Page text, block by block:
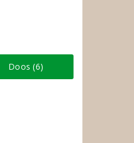
Doos (6)